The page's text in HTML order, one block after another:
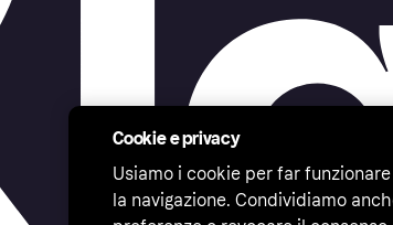
Cookie e privacy
Usiamo i cookie per far
la navigazione. Condividiamo